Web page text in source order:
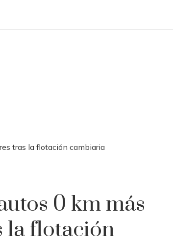
tras la flotación cambiaria
0 km más
la flotación